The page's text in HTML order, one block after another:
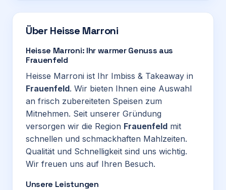
Über Heisse Marroni
Heisse Marroni: Ihr warmer Genuss aus
Frauenfeld
Heisse Marroni ist Ihr Imbiss & Takeaway in
Frauenfeld. Wir bieten Ihnen eine Auswahl
an frisch zubereiteten Speisen zum
Mitnehmen. Seit unserer Gründung
versorgen wir die Region Frauenfeld mit
schnellen und schmackhaften Mahlzeiten.
Qualität und Schnelligkeit sind uns wichtig.
Wir freuen uns auf Ihren Besuch.
Unsere Leistungen